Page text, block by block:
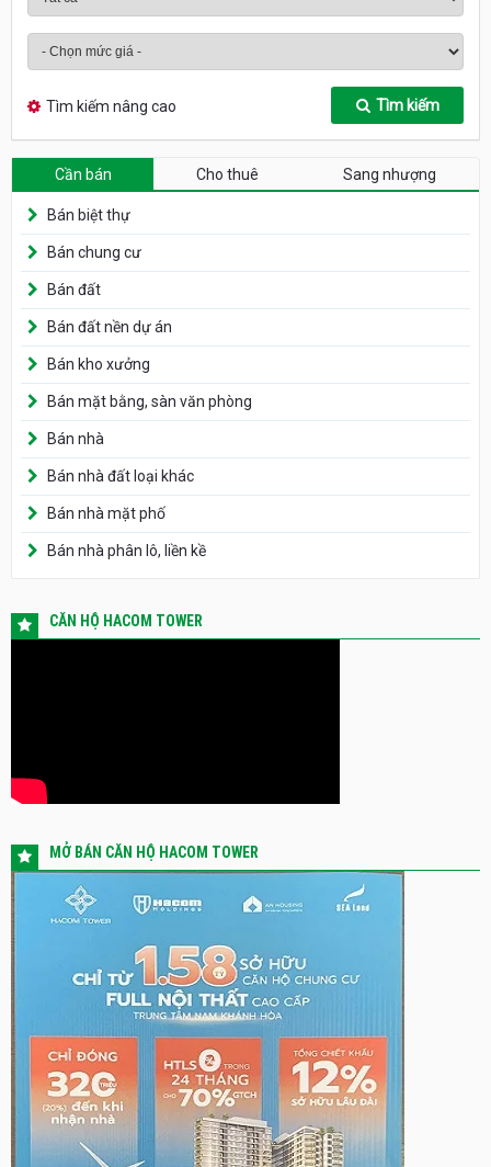
Tìm kiếm nâng cao Tìm kiếm
Cần bán Cho thuê Sang nhượng
Bán biệt thự
Bán chung cư
Bán đất
Bán đất nền dự án
Bán kho xưởng
Bán mặt bằng, sàn văn phòng
Bán nhà
Bán nhà đất loại khác
Bán nhà mặt phố
Bán nhà phân lô, liền kề
CĂN HỘ HACOM TOWER
MỞ BÁN CĂN HỘ HACOM TOWER